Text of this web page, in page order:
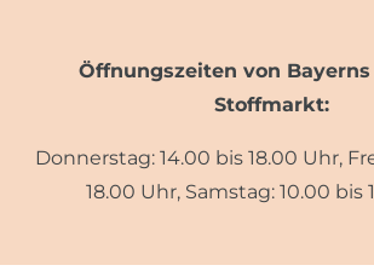
Öffnungszeiten von
Stoffmarkt:
Donnerstag: 14.00 bis 18.00 Uhr,
18.00 Uhr, Samstag: 10.00 bis